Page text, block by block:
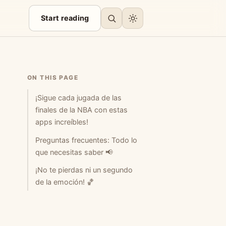
Start reading
ON THIS PAGE
¡Sigue cada jugada de las
finales de la NBA con estas
apps increíbles!
Preguntas frecuentes: Todo lo
que necesitas saber 📢
¡No te pierdas ni un segundo
de la emoción! 🏀